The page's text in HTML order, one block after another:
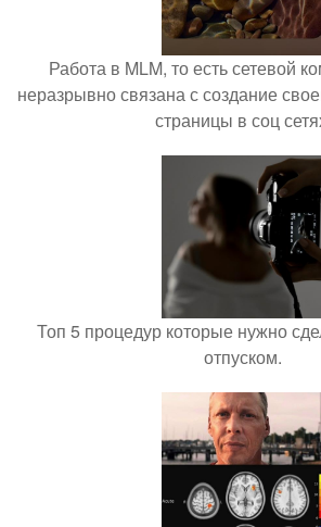
Работа в MLM, то есть сетевой
неразрывно связана с создание
страницы в соц
Топ 5 процедур которые нужно
отпуском.